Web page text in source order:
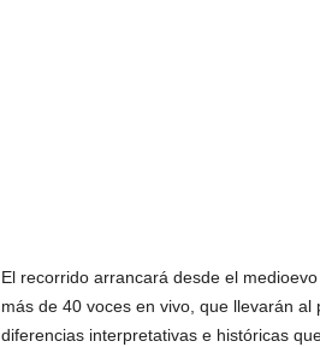
El recorrido arrancará desde el
más de 40 voces en vivo, que llevarán
diferencias interpretativas e históricas